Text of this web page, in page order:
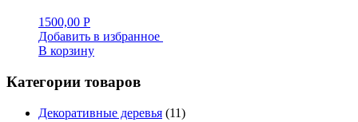
1500,00 Р
Добавить в избранное
В корзину
Категории товаров
Декоративные деревья (11)